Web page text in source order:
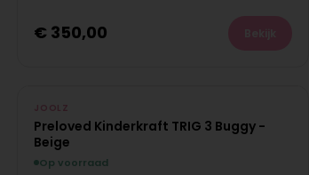
€ 350,00
PRE-LOVED
Uniek exemplaar
JOOLZ
Preloved Kinderkraft TRIG 3 Buggy -
Beige
Op voorraad